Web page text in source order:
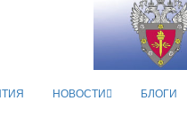
НОВОСТИ БЛОГИ